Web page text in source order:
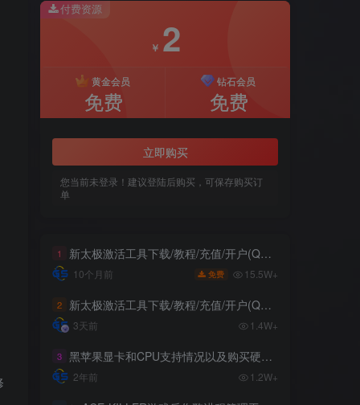
付费资源
￥ 2
黄金会员
免费
钻石会员
免费
立即购买
您当前未登录！建议登陆后购买，可保存购买订
单
1 新太极激活工具下载/教程/充值/开户(QQ交流群号749113977)
10个月前 免费 15.5W+
2 新太极激活工具下载/教程/充值/开户(QQ交流群号:523943346)
3天前 1.4W+
3 黑苹果显卡和CPU支持情况以及购买硬件防踩坑指南
2年前 1.2W+
付费资源
￥ 2
黄金会员
免费
钻石会员
免费
立即购买
您当前未登录！建议登陆后购买，可保存购买订
单
1 新太极激活工具下载/教程/充值/开户(QQ交流群号749113977)
10个月前 免费 15.5W+
2 新太极激活工具下载/教程/充值/开户(QQ交流群号:523943346)
3天前 1.4W+
3 黑苹果显卡和CPU支持情况以及购买硬件防踩坑指南
2年前 1.2W+